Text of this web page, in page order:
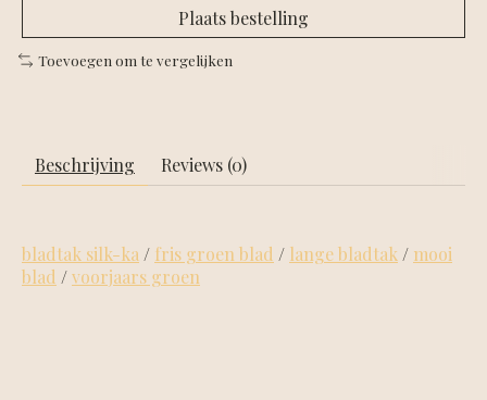
Plaats bestelling
Toevoegen om te vergelijken
Beschrijving Reviews (0)
bladtak silk-ka / fris groen blad / lange bladtak / mooi
blad /voorjaars groen